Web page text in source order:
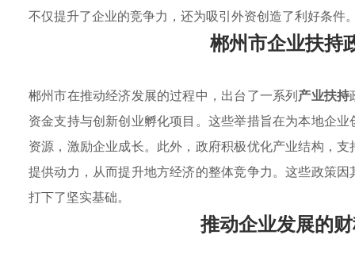
不仅提升了企业的竞争力，还为吸引外资创造了利好条件
郴州市企业扶持
郴州市在推动经济发展的过程中，出台了一系列产业扶持
资金支持与创新创业孵化项目。这些举措旨在为本地企
资源，激励企业成长。此外，政府积极优化产业结构，支
提供动力，从而提升地方经济的整体竞争力。这些政策
打下了坚实基础。
推动企业发展的